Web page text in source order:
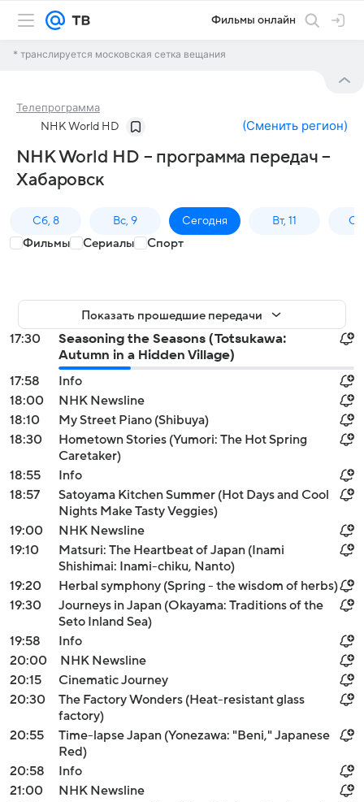
Фильмы онлайн
* транслируется московская сетка вещания
Телепрограмма
NHK World HD (Сменить регион)
NHK World HD – программа передач –
Хабаровск
Сб, 8 Вс, 9 Сегодня Вт, 11
Фильмы Сериалы Спорт
Показать прошедшие передачи
17:30
Seasoning the Seasons (Totsukawa:
Autumn in a Hidden Village)
17:58
Info
18:00
NHK Newsline
18:10
My Street Piano (Shibuya)
18:30
Hometown Stories (Yumori: The Hot Spring
Caretaker)
18:55
Info
18:57
Satoyama Kitchen Summer (Hot Days and Cool
Nights Make Tasty Veggies)
19:00
NHK Newsline
19:10
Matsuri: The Heartbeat of Japan (Inami
Shishimai: Inami-chiku, Nanto)
19:20
Herbal symphony (Spring - the wisdom of herbs)
19:30
Journeys in Japan (Okayama: Traditions of the
Seto Inland Sea)
19:58
Info
20:00
NHK Newsline
20:15
Cinematic Journey
20:30
The Factory Wonders (Heat-resistant glass
factory)
20:55
Time-lapse Japan (Yonezawa: "Beni," Japanese
Red)
20:58
Info
21:00
NHK Newsline